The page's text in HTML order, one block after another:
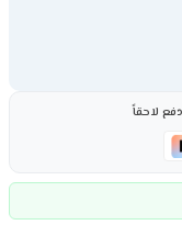
لاحقاً